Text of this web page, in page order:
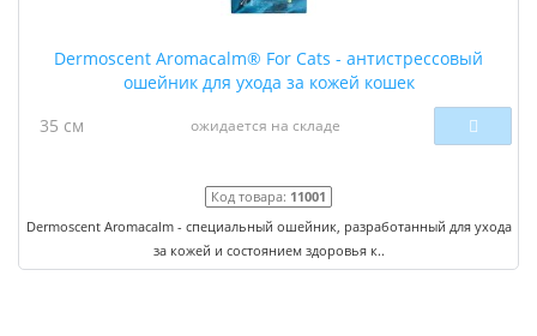
Dermoscent Aromacalm® For Cats - антистрессовый
ошейник для ухода за кожей кошек
35 см
ожидается на складе
Код товара: 11001
Dermoscent Aromacalm - специальный ошейник, разработанный для ухода
за кожей и состоянием здоровья к..